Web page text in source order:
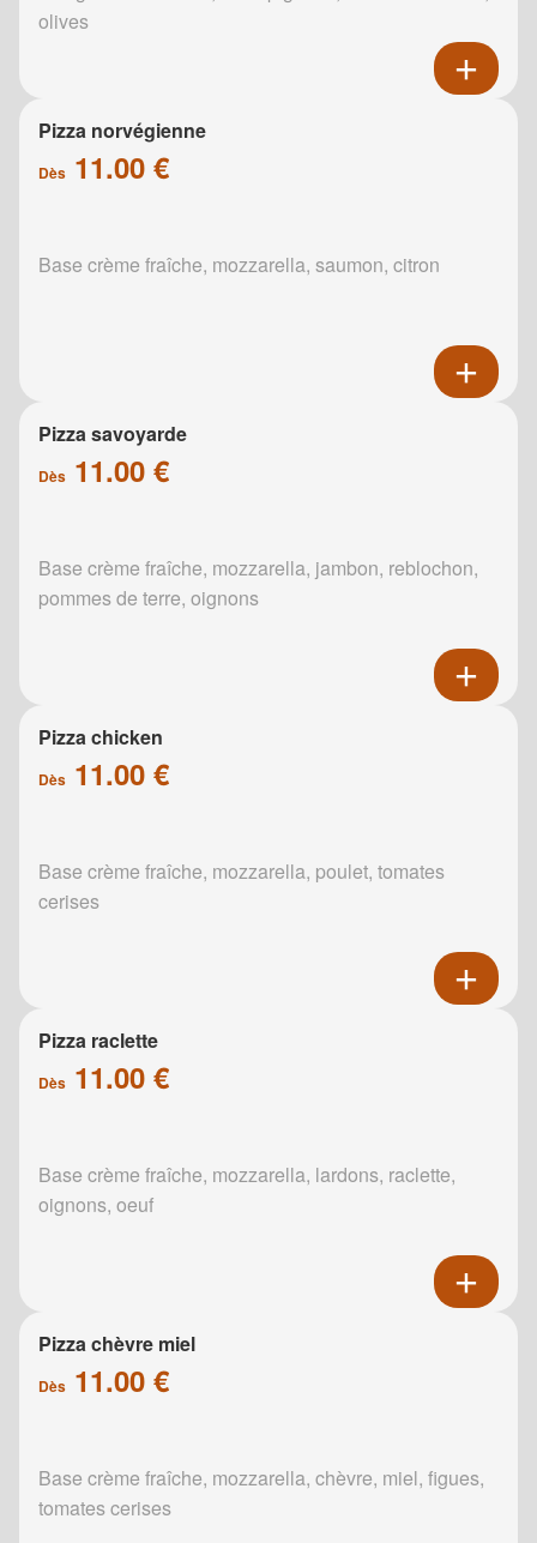
olives
Pizza norvégienne
Dès 11.00 €
Base crème fraîche, mozzarella, saumon, citron
Pizza savoyarde
Dès 11.00 €
Base crème fraîche, mozzarella, jambon, reblochon,
pommes de terre, oignons
Pizza chicken
Dès 11.00 €
Base crème fraîche, mozzarella, poulet, tomates
cerises
Pizza raclette
Dès 11.00 €
Base crème fraîche, mozzarella, lardons, raclette,
oignons, oeuf
Pizza chèvre miel
Dès 11.00 €
Base crème fraîche, mozzarella, chèvre, miel, figues,
tomates cerises